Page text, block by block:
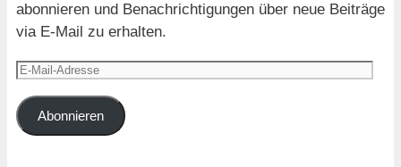
abonnieren und Benachrichtigungen über neue Beiträge
via E-Mail zu erhalten.
E-
Adresse
Abonnieren